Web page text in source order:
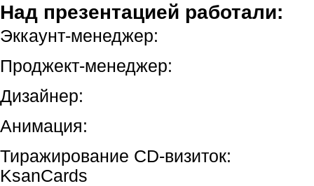
Над презентацией работали:
Эккаунт-менеджер:
Проджект-менеджер:
Дизайнер:
Анимация:
Тиражирование CD-визиток:
KsanCards